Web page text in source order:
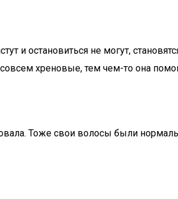
и остановиться не могут,
хреновые, тем чем-то она
Тоже свои волосы были